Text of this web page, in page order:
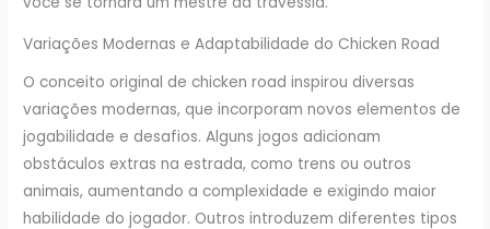
Variações Modernas e Adaptabilidade do Chicken Road
O conceito original de chicken road inspirou diversas
variações modernas, que incorporam novos elementos de
jogabilidade e desafios. Alguns jogos adicionam
obstáculos extras na estrada, como trens ou outros
animais, aumentando a complexidade e exigindo maior
habilidade do jogador. Outros introduzem diferentes tipos